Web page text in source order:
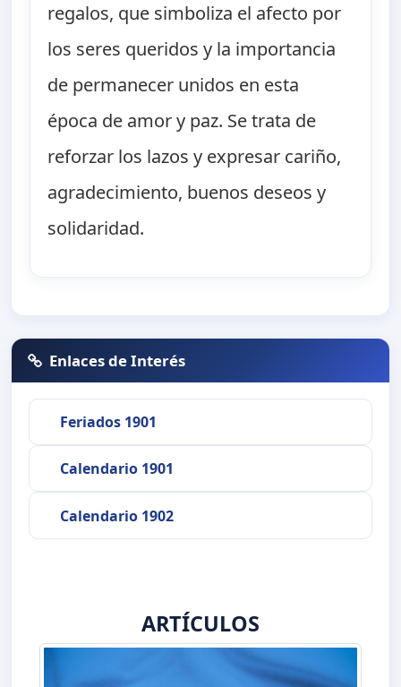
regalos, que simboliza el afecto por
los seres queridos y la importancia
de permanecer unidos en esta
época de amor y paz. Se trata de
reforzar los lazos y expresar cariño,
agradecimiento, buenos deseos y
solidaridad.
Enlaces de Interés
Feriados 1901
Calendario 1901
Calendario 1902
ARTÍCULOS